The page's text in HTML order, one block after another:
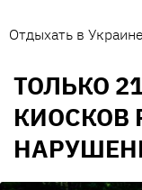
Отдыхать в Украине
ТОЛЬКО
КИОСКОВ